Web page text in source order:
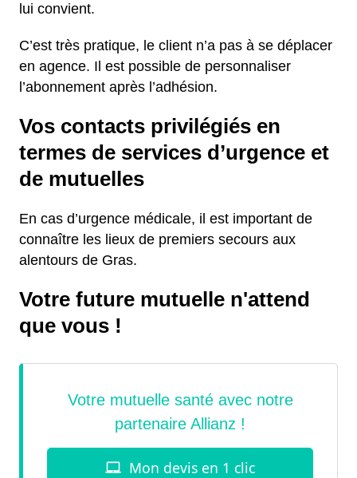
lui convient.
C’est très pratique, le client n’a pas à se déplacer
en agence. Il est possible de personnaliser
l’abonnement après l’adhésion.
Vos contacts privilégiés en
termes de services d’urgence et
de mutuelles
En cas d’urgence médicale, il est important de
connaître les lieux de premiers secours aux
alentours de Gras.
Votre future mutuelle n'attend
que vous !